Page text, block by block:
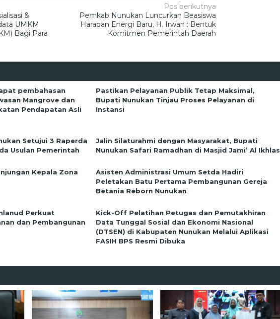
&
UMKM
Bagi Para
Pos berikutnya
Pemkab Nunukan Luncurkan Beasiswa
Harapan Energi Baru, H. Irwan : Bentuk
Komitmen Pemerintah Daerah
pembahasan
Mangrove dan
Pendapatan Asli
Pastikan Pelayanan Publik Tetap Maksimal,
Bupati Nunukan Tinjau Proses Pelayanan di
Instansi
Setujui 3 Raperda
Usulan Pemerintah
Jalin Silaturahmi dengan Masyarakat, Bupati
Nunukan Safari Ramadhan di Masjid Jami’ Al Ikhlas
Kepala Zona
Asisten Administrasi Umum Setda Hadiri
Peletakan Batu Pertama Pembangunan Gereja
Betania Reborn Nunukan
Perkuat
dan Pembangunan
Kick-Off Pelatihan Petugas dan Pemutakhiran
Data Tunggal Sosial dan Ekonomi Nasional
(DTSEN) di Kabupaten Nunukan Melalui Aplikasi
FASIH BPS Resmi Dibuka